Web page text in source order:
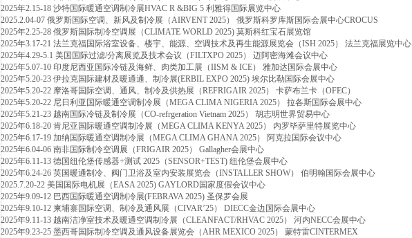
2025年2.15-18 沙特国际暖通空调制冷展HVAC R &BIG 5 利雅得国际展览中心
2025.2.04-07 俄罗斯国际空调、新风及制冷展（AIRVENT 2025） 俄罗斯科罗库斯国际会展中心CROCUS
2025年2.25-28 俄罗斯国际制冷空调展（CLIMATE WORLD 2025) 莫斯科红宝石展览馆
2025年3.17-21 法兰克福国际浴室设备、楼宇、能源、空调技术及再生能源展览会（ISH 2025） 法兰克福展览中心
2025年4.29-5.1 美国国际过滤/分离展览及技术会议（FILTXPO 2025） 迈阿密海滩会议中心
2025年5.07-10 印度尼西亚国际冷链及海鲜、肉类加工展（IISM & ICE） 雅加达国际会展中心
2025年5.20-23 伊拉克国际建材及暖通通、制冷展(ERBIL EXPO 2025) 埃尔比勒国际会展中心
2025年5.20-22 摩洛哥国际空调、通风、制冷及供热展（REFRIGAIR 2025） 卡萨布兰卡（OFEC）
2025年5.20-22 尼日利亚国际暖通空调制冷展（MEGA CLIMA NIGERIA 2025） 拉各斯国际会展中心
2025年5.21-23 越南国际冷链及制冷展（CO-refrgeration Vietnam 2025） 胡志明世界贸易中心
2025年6.18-20 肯尼亚国际暖通空调制冷展（MEGA CLIMA KENYA 2025） 内罗毕萨里特展览中心
2025年6.17-19 加纳国际暖通空调制冷展（MEGA CLIMA GHANA 2025） 阿克拉国际会议中心
2025年6.04-06 南非国际制冷空调展（FRIGAIR 2025） Gallagher会展中心
2025年6.11-13 德国纽伦堡传感器+测试 2025（SENSOR+TEST) 纽伦堡会展中心
2025年6.24-26 英国暖通制冷、阀门卫浴及室内安装展览会（INSTALLER SHOW） 伯明翰国际会展中心
2025.7.20-22 美国国际电机展（EASA 2025) GAYLORD国家度假会议中心
2025年9.09-12 巴西国际暖通空调制冷展(FEBRAVA 2025) 圣保罗会展
2025年9.10-12 柬埔寨国际空调、制冷及通风展（CIVAR’25） DIECC金边国际会展中心
2025年9.11-13 越南洁净室技术及暖通空调制冷展（CLEANFACT/RHVAC 2025） 河内NECC会展中心
2025年9.23-25 墨西哥国际制冷空调及通风设备展览会（AHR MEXICO 2025） 蒙特雷CINTERMEX